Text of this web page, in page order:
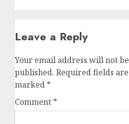
Leave a Reply
Your email address will not be
published. Required fields are
marked *
Comment *